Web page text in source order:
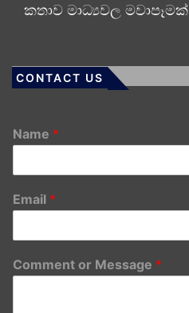
කතාව මාධ්‍යවල මවාපෑමක්
CONTACT US
Name *
Email *
Comment or Message *